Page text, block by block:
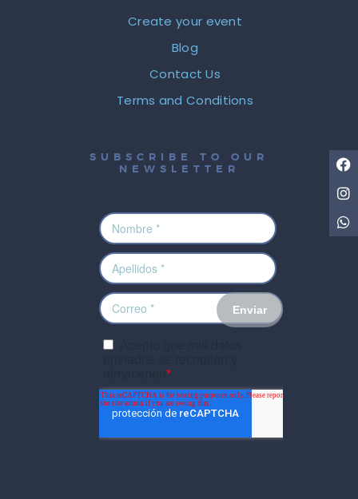
Create your event
Blog
Contact Us
Terms and Conditions
SUBSCRIBE TO OUR
NEWSLETTER